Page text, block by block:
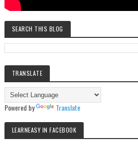
SEARCH THIS BLOG
TRANSLATE
Powered by Translate
LEARNEASY IN FACEBOOK